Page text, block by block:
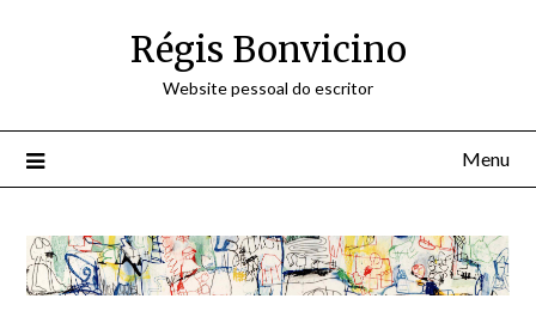
Régis Bonvicino
Website pessoal do escritor
Menu